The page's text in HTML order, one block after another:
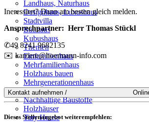
Landhaus, Naturhaus
Designhaus, Luxushaus
Stadtvilla
Bauhaus
Kubushaus
Themen
Einfamilienhaus
Mehrfamilienhaus
Holzhaus bauen
Mehrgenerationenhaus
Fertighaus mit Holz
Nachhaltige Baustoffe
Holzhäuser
Tiny House
Ineressiert? Dann am besten gleich melden.
Ansprechpartner: Herr Thomas Stückl
✆49 8241 9682135
✉️ karriere@hoermann-info.com
Dieses Stellenangebot weiterempfehlen: